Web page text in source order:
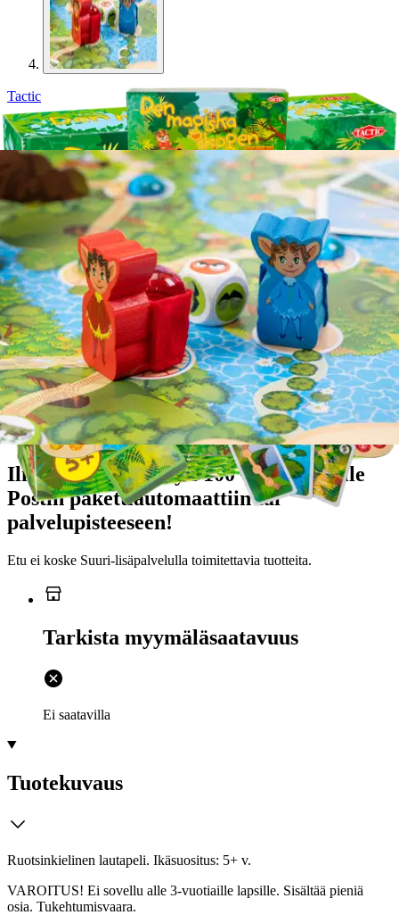
Tactic
Tactic lautapeli Den magiska
skogen SE
25,46 €
Asiakasomistajahinta
Hinta ilman S-Etukorttia: 29,95 €
Verkkokaupan hinta
Valitse toimitustapa
Nouto myymälästä
Ei saatavilla
Toimitus
Kotiin tai noutopisteeseenAlk. 0 €
Ilmainen toimitus yli 100 €:n tilauksille
Postin pakettiautomaattiin tai
palvelupisteeseen!
Etu ei koske Suuri‑lisäpalvelulla toimitettavia tuotteita.
Tarkista myymäläsaatavuus
Ei saatavilla
Tuotekuvaus
Ruotsinkielinen lautapeli. Ikäsuositus: 5+ v.
VAROITUS! Ei sovellu alle 3-vuotiaille lapsille. Sisältää pieniä
osia. Tukehtumisvaara.